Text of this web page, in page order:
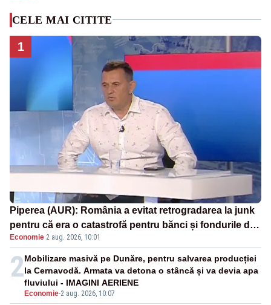
CELE MAI CITITE
1
Piperea (AUR): România a evitat retrogradarea la junk
pentru că era o catastrofă pentru bănci și fondurile de
pensii
Economie·2 aug. 2026, 10:01
2
Economie-2 aug. 2026, 10:07
Mobilizare masivă pe Dunăre, pentru salvarea producției
la Cernavodă. Armata va detona o stâncă și va devia apa
fluviului - IMAGINI AERIENE